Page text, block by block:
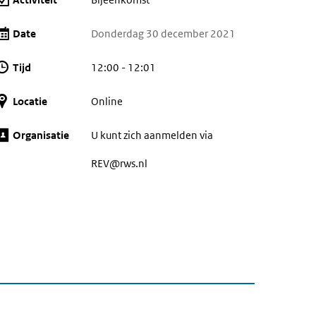
Date Donderdag 30 december 2021
Tijd 12:00 - 12:01
Locatie Online
Organisatie U kunt zich aanmelden via
REV@rws.nl